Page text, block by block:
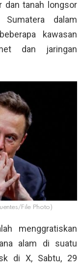
dan tanah longsor
dalam
kawasan
dan jaringan
File Photo)
menggratiskan
alam di suatu
di X, Sabtu, 29